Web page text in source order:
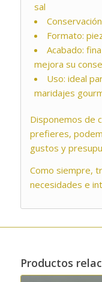
sal
Formato:
Acabado:
mejora su
Uso: ideal
maridajes
Disponemos de
prefieres,
gustos y
Como siempre,
necesidades e
Productos